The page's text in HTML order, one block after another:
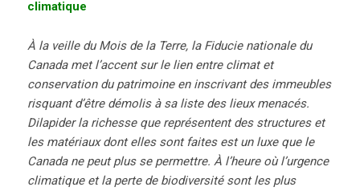
climatique
À la veille du Mois de la Terre, la Fiducie nationale du
Canada met l’accent sur le lien entre climat et
conservation du patrimoine en inscrivant des immeubles
risquant d’être démolis à sa liste des lieux menacés.
Dilapider la richesse que représentent des structures et
les matériaux dont elles sont faites est un luxe que le
Canada ne peut plus se permettre. À l’heure où l’urgence
climatique et la perte de biodiversité sont les plus